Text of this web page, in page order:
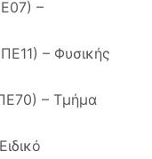
–
– Φυσικής
– Τμήμα